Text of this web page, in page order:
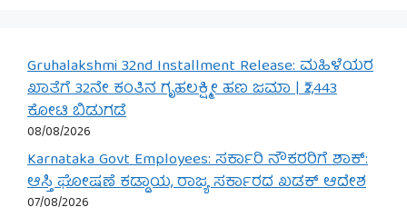
Gruhalakshmi 32nd Installment Release: ಮಹಿಳೆಯರ
ಖಾತೆಗೆ 32ನೇ ಕಂತಿನ ಗೃಹಲಕ್ಷ್ಮೀ ಹಣ ಜಮಾ | ₹2,443
ಕೋಟಿ ಬಿಡುಗಡೆ
08/08/2026
Karnataka Govt Employees: ಸರ್ಕಾರಿ ನೌಕರರಿಗೆ ಶಾಕ್:
ಆಸ್ತಿ ಘೋಷಣೆ ಕಡ್ಡಾಯ, ರಾಜ್ಯ ಸರ್ಕಾರದ ಖಡಕ್ ಆದೇಶ
07/08/2026